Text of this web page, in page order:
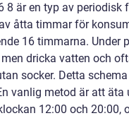
8 är en typ av
åtta timmar för
16 timmarna. Under
men dricka vatten och
socker. Detta
vanlig metod är att
12:00 och 20:00,